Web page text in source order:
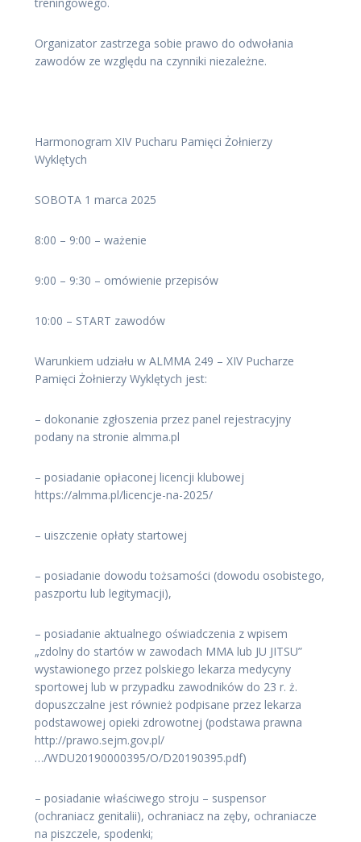
Organizator zastrzega sobie prawo do odwołania
zawodów ze względu na czynniki niezależne.
Harmonogram XIV Pucharu Pamięci Żołnierzy
Wyklętych
SOBOTA 1 marca 2025
8:00 – 9:00 – ważenie
9:00 – 9:30 – omówienie przepisów
10:00 – START zawodów
Warunkiem udziału w ALMMA 249 – XIV Pucharze
Pamięci Żołnierzy Wyklętych jest:
– dokonanie zgłoszenia przez panel rejestracyjny
podany na stronie almma.pl
– posiadanie opłaconej licencji klubowej
https://almma.pl/licencje-na-2025/
– uiszczenie opłaty startowej
– posiadanie dowodu tożsamości (dowodu osobistego,
paszportu lub legitymacji),
– posiadanie aktualnego oświadczenia z wpisem
„zdolny do startów w zawodach MMA lub JU JITSU”
wystawionego przez polskiego lekarza medycyny
sportowej lub w przypadku zawodników do 23 r. ż.
dopuszczalne jest również podpisane przez lekarza
podstawowej opieki zdrowotnej (podstawa prawna
http://prawo.sejm.gov.pl/
…/WDU20190000395/O/D20190395.pdf)
– posiadanie właściwego stroju – suspensor
(ochraniacz genitalii), ochraniacz na zęby, ochraniacze
na piszczele, spodenki;